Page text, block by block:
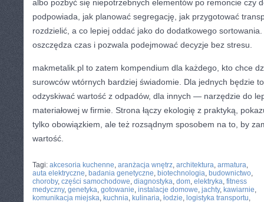
albo pozbyć się niepotrzebnych elementów po remoncie czy
podpowiada, jak planować segregację, jak przygotować
rozdzielić, a co lepiej oddać jako do dodatkowego
oszczędza czas i pozwala podejmować decyzje bez stresu.
makmetalik.pl to zatem kompendium dla każdego, kto chce
surowców wtórnych bardziej świadomie. Dla jednych będzie
odzyskiwać wartość z odpadów, dla innych — narzędzie do
materiałowej w firmie. Strona łączy ekologię z praktyką,
tylko obowiązkiem, ale też rozsądnym sposobem na to, by
wartość.
Tagi: akcesoria kuchenne, aranżacja wnętrz, architektura, armatura,
auta elektryczne, badania genetyczne, biotechnologia, budownictwo,
choroby, części samochodowe, diagnostyka, dom, elektryka, fitness
medyczny, genetyka, gotowanie, instalacje domowe, jachty, kawiarnie,
komunikacja miejska, kuchnia, kulinaria, łodzie, logistyka transportu,